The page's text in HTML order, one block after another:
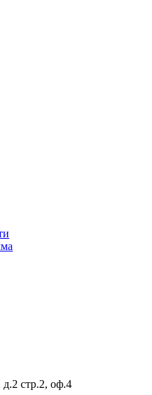
стр.2, оф.4